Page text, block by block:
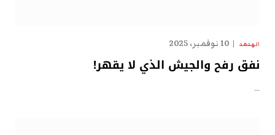
الهدهد 10 نوفمبر، 2025
نفق رفح والجيش الذي لا يقهر!
…